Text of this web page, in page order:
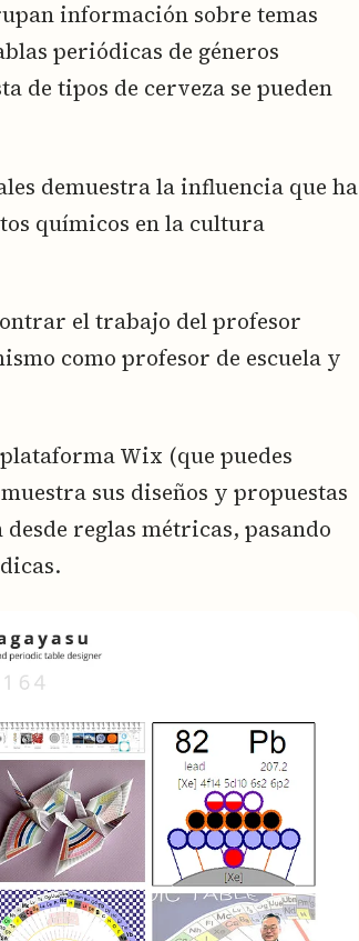
información sobre temas
periódicas de géneros
de tipos de cerveza se pueden
demuestra la influencia que ha
químicos en la cultura
el trabajo del profesor
como profesor de escuela y
Wix (que puedes
sus diseños y propuestas
reglas métricas, pasando